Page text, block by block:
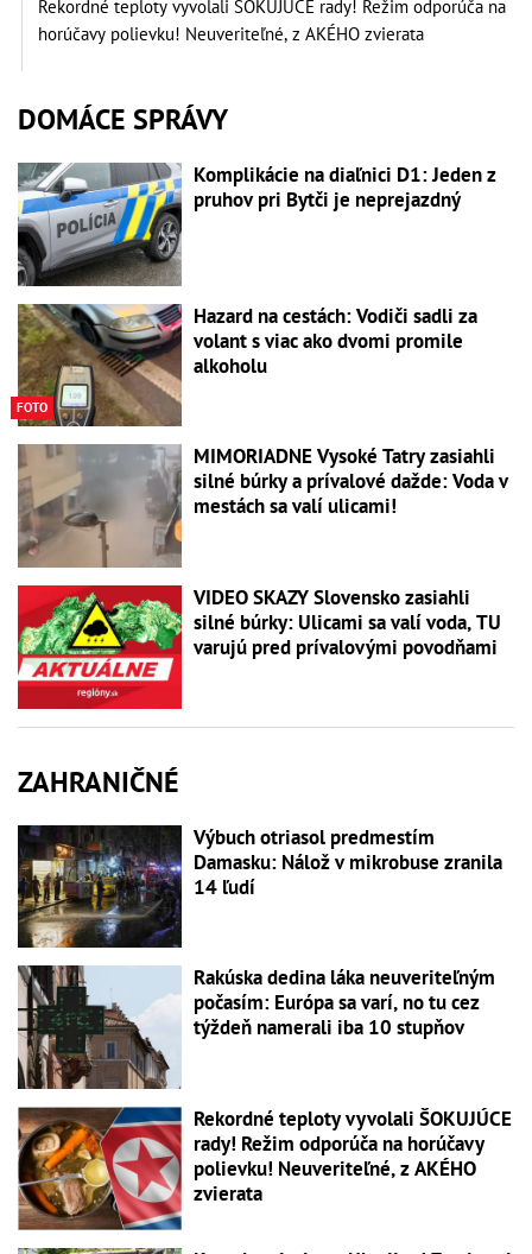
Rekordné teploty vyvolali ŠOKUJÚCE rady! Režim odporúča na
horúčavy polievku! Neuveriteľné, z AKÉHO zvierata
DOMÁCE SPRÁVY
Komplikácie na diaľnici D1: Jeden z
pruhov pri Bytči je neprejazdný
FOTO
Hazard na cestách: Vodiči sadli za
volant s viac ako dvomi promile
alkoholu
MIMORIADNE Vysoké Tatry zasiahli
silné búrky a prívalové dažde: Voda v
mestách sa valí ulicami!
VIDEO SKAZY Slovensko zasiahli
silné búrky: Ulicami sa valí voda, TU
varujú pred prívalovými povodňami
ZAHRANIČNÉ
Výbuch otriasol predmestím
Damasku: Nálož v mikrobuse zranila
14 ľudí
Rakúska dedina láka neuveriteľným
počasím: Európa sa varí, no tu cez
týždeň namerali iba 10 stupňov
Rekordné teploty vyvolali ŠOKUJÚCE
rady! Režim odporúča na horúčavy
polievku! Neuveriteľné, z AKÉHO
zvierata